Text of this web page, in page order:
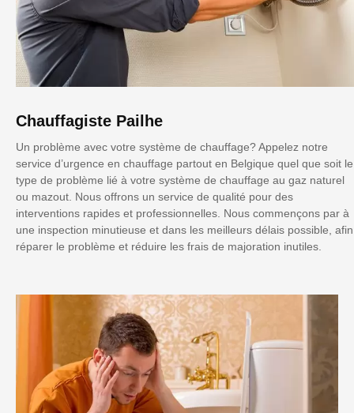
Chauffagiste Pailhe
Un problème avec votre système de chauffage? Appelez notre
service d’urgence en chauffage partout en Belgique quel que soit le
type de problème lié à votre système de chauffage au gaz naturel
ou mazout. Nous offrons un service de qualité pour des
interventions rapides et professionnelles. Nous commençons par à
une inspection minutieuse et dans les meilleurs délais possible, afin
réparer le problème et réduire les frais de majoration inutiles.